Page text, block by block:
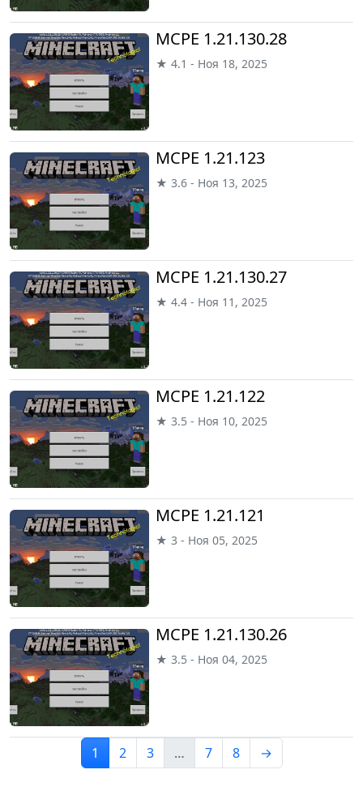
MCPE 1.21.130.28
★ 4.1 - Ноя 18, 2025
MCPE 1.21.123
★ 3.6 - Ноя 13, 2025
MCPE 1.21.130.27
★ 4.4 - Ноя 11, 2025
MCPE 1.21.122
★ 3.5 - Ноя 10, 2025
MCPE 1.21.121
★ 3 - Ноя 05, 2025
MCPE 1.21.130.26
★ 3.5 - Ноя 04, 2025
1 2 3 … 7 8 →